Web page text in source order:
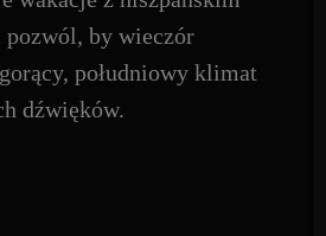
by wieczór
południowy klimat
dźwięków.
fundacji
statutowe